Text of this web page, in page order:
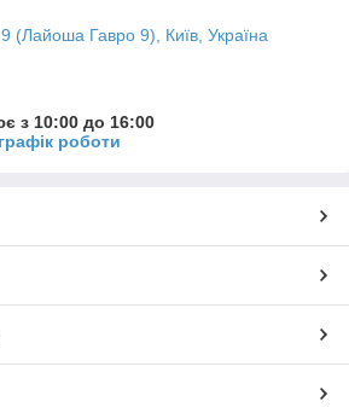
(Лайоша Гавро 9), Київ, Україна
з 10:00 до 16:00
роботи